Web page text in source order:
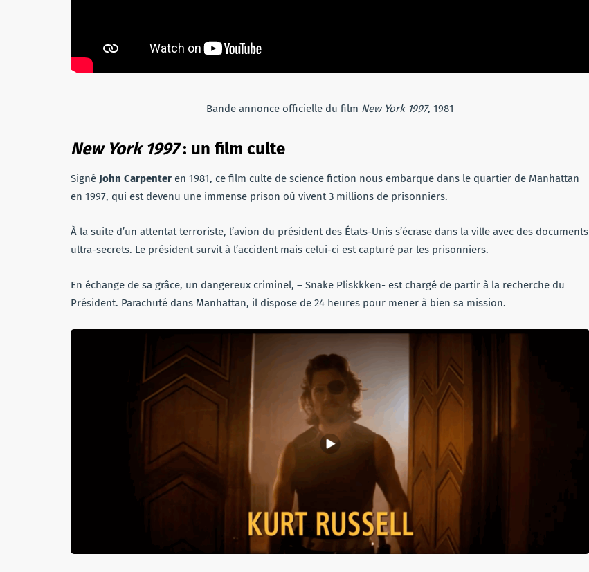
Bande annonce officielle du film New York 1997, 1981
New York 1997: un film culte
Signé John Carpenter en 1981, ce film culte de science fiction nous embarque dans le quartier de Manhattan
en 1997, qui est devenu une immense prison où vivent 3 millions de prisonniers.
À la suite d’un attentat terroriste, l’avion du président des États-Unis s’écrase dans la ville avec des documents
ultra-secrets. Le président survit à l’accident mais celui-ci est capturé par les prisonniers.
En échange de sa grâce, un dangereux criminel, – Snake Pliskkken- est chargé de partir à la recherche du
Président. Parachuté dans Manhattan, il dispose de 24 heures pour mener à bien sa mission.